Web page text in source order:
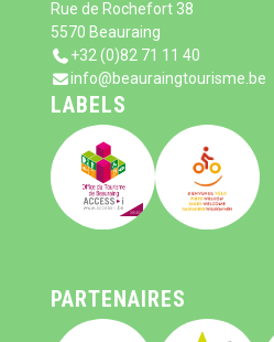
Rue de Rochefort 38
5570 Beauraing
+32 (0)82 71 11 40
info@beauraingtourisme.be
LABELS
PARTENAIRES